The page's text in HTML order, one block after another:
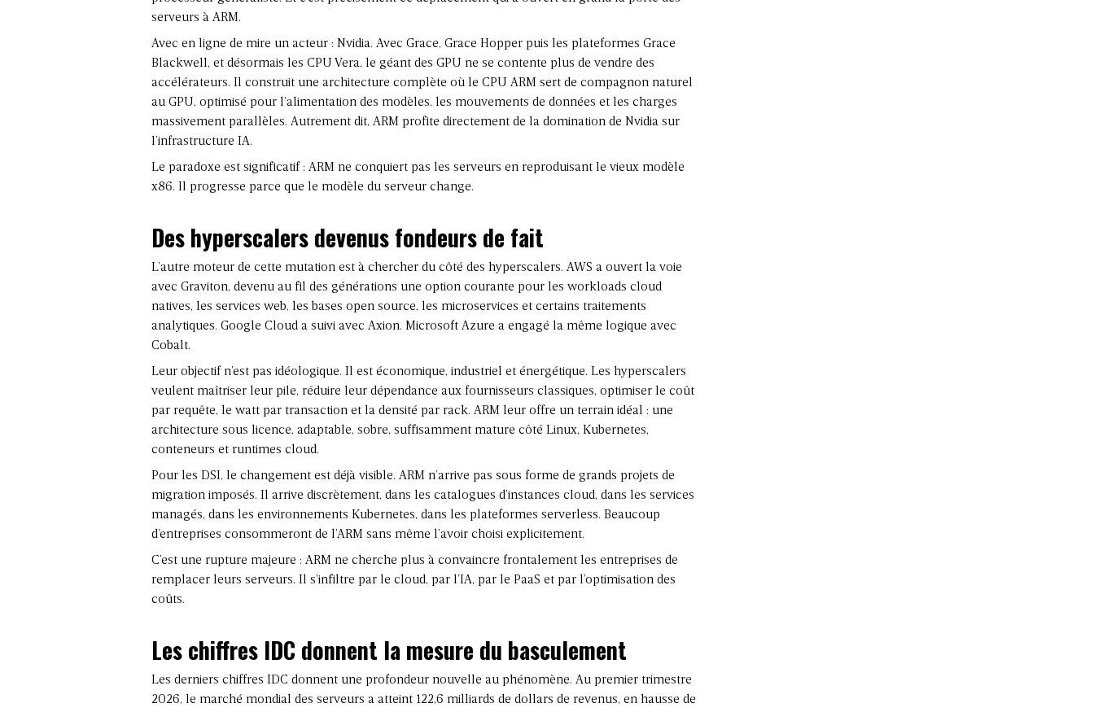
serveurs à ARM.
Avec en ligne de mire un acteur : Nvidia. Avec Grace, Grace Hopper puis les plateformes Grace
Blackwell, et désormais les CPU Vera, le géant des GPU ne se contente plus de vendre des
accélérateurs. Il construit une architecture complète où le CPU ARM sert de compagnon naturel
au GPU, optimisé pour l’alimentation des modèles, les mouvements de données et les charges
massivement parallèles. Autrement dit, ARM profite directement de la domination de Nvidia sur
l’infrastructure IA.
Le paradoxe est significatif : ARM ne conquiert pas les serveurs en reproduisant le vieux modèle
x86. Il progresse parce que le modèle du serveur change.
Des hyperscalers devenus fondeurs de fait
L’autre moteur de cette mutation est à chercher du côté des hyperscalers. AWS a ouvert la voie
avec Graviton, devenu au fil des générations une option courante pour les workloads cloud
natives, les services web, les bases open source, les microservices et certains traitements
analytiques. Google Cloud a suivi avec Axion. Microsoft Azure a engagé la même logique avec
Cobalt.
Leur objectif n’est pas idéologique. Il est économique, industriel et énergétique. Les hyperscalers
veulent maîtriser leur pile, réduire leur dépendance aux fournisseurs classiques, optimiser le coût
par requête, le watt par transaction et la densité par rack. ARM leur offre un terrain idéal : une
architecture sous licence, adaptable, sobre, suffisamment mature côté Linux, Kubernetes,
conteneurs et runtimes cloud.
Pour les DSI, le changement est déjà visible. ARM n’arrive pas sous forme de grands projets de
migration imposés. Il arrive discrètement, dans les catalogues d’instances cloud, dans les services
managés, dans les environnements Kubernetes, dans les plateformes serverless. Beaucoup
d’entreprises consommeront de l’ARM sans même l’avoir choisi explicitement.
C’est une rupture majeure : ARM ne cherche plus à convaincre frontalement les entreprises de
remplacer leurs serveurs. Il s’infiltre par le cloud, par l’IA, par le PaaS et par l’optimisation des
coûts.
Les chiffres IDC donnent la mesure du basculement
Les derniers chiffres IDC donnent une profondeur nouvelle au phénomène. Au premier trimestre
2026, le marché mondial des serveurs a atteint 122,6 milliards de dollars de revenus, en hausse de